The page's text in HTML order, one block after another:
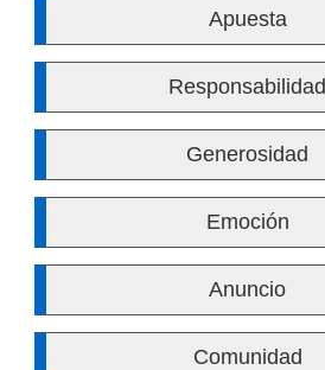
Apuesta
Responsabilidad
Generosidad
Emoción
Anuncio
Comunidad